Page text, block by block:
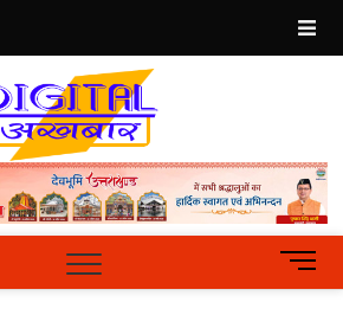
Hindi
News
PortalM
e